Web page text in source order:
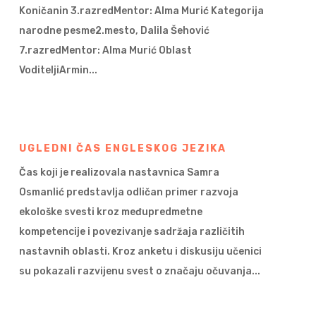
Koničanin 3.razredMentor: Alma Murić Kategorija
narodne pesme2.mesto, Dalila Šehović
7.razredMentor: Alma Murić Oblast
VoditeljiArmin...
UGLEDNI ČAS ENGLESKOG JEZIKA
Čas koji je realizovala nastavnica Samra
Osmanlić predstavlja odličan primer razvoja
ekološke svesti kroz međupredmetne
kompetencije i povezivanje sadržaja različitih
nastavnih oblasti. Kroz anketu i diskusiju učenici
su pokazali razvijenu svest o značaju očuvanja...